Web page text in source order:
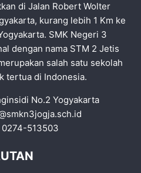
di Jalan Robert Wolter
kurang lebih 1 Km ke
SMK Negeri 3
dengan nama STM 2 Jetis
salah satu sekolah
tertua di Indonesia.
No.2 Yogyakarta
513503